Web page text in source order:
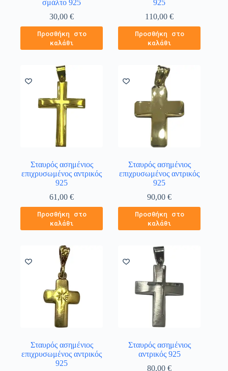
σμάλτο 925
30,00€
Προσθήκη στο
καλάθι
925
110,00€
Προσθήκη στο
καλάθι
Σταυρός ασημένιος
επιχρυσωμένος αντρικός
925
61,00€
Προσθήκη στο
καλάθι
Σταυρός ασημένιος
επιχρυσωμένος αντρικός
925
90,00€
Προσθήκη στο
καλάθι
Σταυρός ασημένιος
επιχρυσωμένος αντρικός
925
Σταυρός ασημένιος
αντρικός 925
80,00€